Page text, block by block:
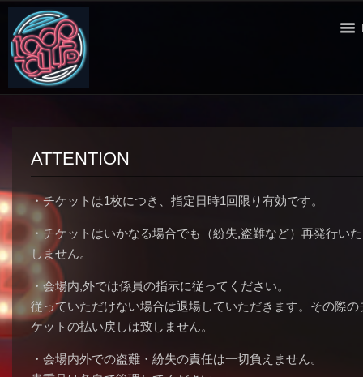
ATTENTION
・チケットは1枚につき、指定日時1回限り有効です。
・チケットはいかなる場合でも（紛失,盗難など）再発行いた
しません。
・会場内,外では係員の指示に従ってください。
従っていただけない場合は退場していただきます。その際の
ケットの払い戻しは致しません。
・会場内外での盗難・紛失の責任は一切負えません。